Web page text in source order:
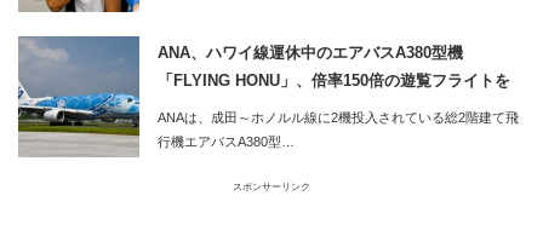
ANA、ハワイ線運休中のエアバスA380型機
「FLYING HONU」、倍率150倍の遊覧フライトを
ANAは、成田～ホノルル線に2機投入されている総2階建て飛
行機エアバスA380型…
スポンサーリンク